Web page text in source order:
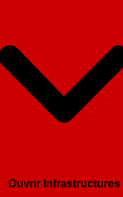
Ouvrir Infrastructures